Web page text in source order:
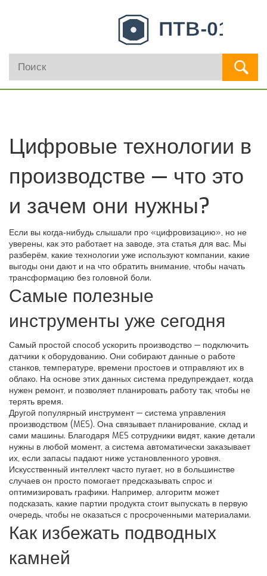
Цифровые технологии в
производстве — что это
и зачем они нужны?
Если вы когда‑нибудь слышали про «цифровизацию», но не
уверены, как это работает на заводе, эта статья для вас. Мы
разберём, какие технологии уже используют компании, какие
выгоды они дают и на что обратить внимание, чтобы начать
трансформацию без головной боли.
Самые полезные
инструменты уже сегодня
Самый простой способ ускорить производство — подключить
датчики к оборудованию. Они собирают данные о работе
станков, температуре, времени простоев и отправляют их в
облако. На основе этих данных система предупреждает, когда
нужен ремонт, и позволяет планировать работу так, чтобы не
терять время.
Другой популярный инструмент — система управления
производством (MES). Она связывает планирование, склад и
сами машины. Благодаря MES сотрудники видят, какие детали
нужны в любой момент, а система автоматически заказывает
их, если запасы падают ниже установленного уровня.
Искусственный интеллект часто пугает, но в большинстве
случаев он просто помогает предсказывать спрос и
оптимизировать графики. Например, алгоритм может
подсказать, какие партии продукта стоит выпускать в первую
очередь, чтобы не оказаться с просроченными материалами.
Как избежать подводных
камней